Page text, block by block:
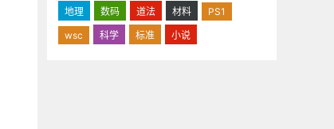
地理
数码 道法 材料
PS1
wsc
科学 标准 小说